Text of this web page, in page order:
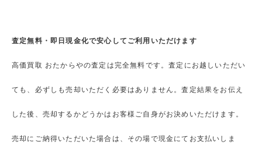
査定無料・即日現金化で安心してご利用いただけます
高価買取 おたからやの査定は完全無料です。査定にお越しいただい
ても、必ずしも売却いただく必要はありません。査定結果をお伝え
した後、売却するかどうかはお客様ご自身がお決めいただけます。
売却にご納得いただいた場合は、その場で現金にてお支払いしま